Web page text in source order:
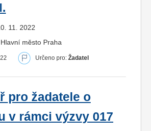
11. 2022
město Praha
Určeno pro: Žadatel
pro žadatele o
v rámci výzvy 017